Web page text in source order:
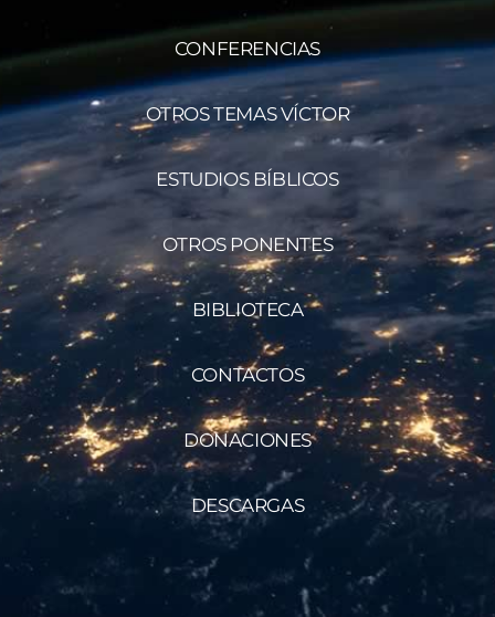
CONFERENCIAS
OTROS TEMAS VÍCTOR
ESTUDIOS BÍBLICOS
OTROS PONENTES
BIBLIOTECA
CONTACTOS
DONACIONES
DESCARGAS